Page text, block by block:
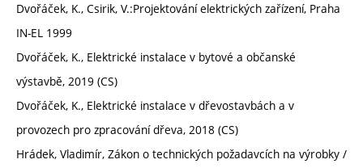
Dvořáček, K., Csirik, V.:Projektování elektrických zařízení, Praha
IN-EL 1999
Dvořáček, K., Elektrické instalace v bytové a občanské
výstavbě, 2019 (CS)
Dvořáček, K., Elektrické instalace v dřevostavbách a v
provozech pro zpracování dřeva, 2018 (CS)
Hrádek, Vladimír, Zákon o technických požadavcích na výrobky /